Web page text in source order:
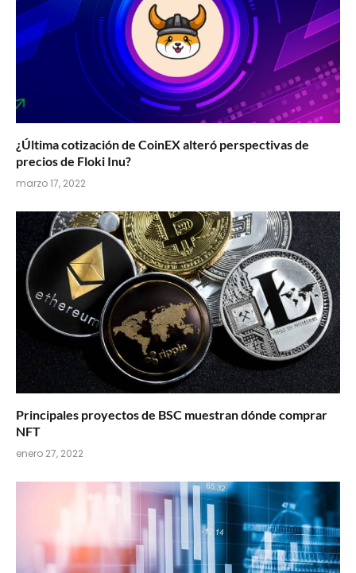
¿Última cotización de CoinEX alteró perspectivas de
precios de Floki Inu?
marzo 17, 2022
Principales proyectos de BSC muestran dónde comprar
NFT
enero 27, 2022